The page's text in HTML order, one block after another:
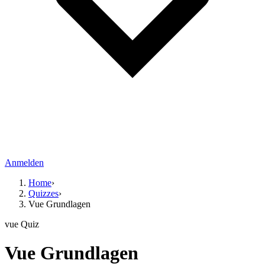
Anmelden
Home›
Quizzes›
Vue Grundlagen
vue Quiz
Vue Grundlagen